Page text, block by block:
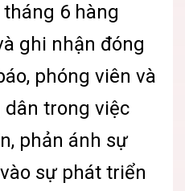
6 hàng
ghi nhận đóng
phóng viên và
dân trong việc
phản ánh sự
sự phát triển